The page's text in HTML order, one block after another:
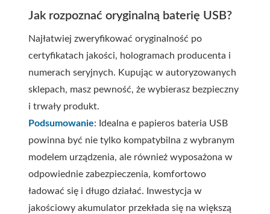
Jak rozpoznać oryginalną baterię USB?
Najłatwiej zweryfikować oryginalność po
certyfikatach jakości, hologramach producenta i
numerach seryjnych. Kupując w autoryzowanych
sklepach, masz pewność, że wybierasz bezpieczny
i trwały produkt.
Podsumowanie: Idealna e papieros bateria USB
powinna być nie tylko kompatybilna z wybranym
modelem urządzenia, ale również wyposażona w
odpowiednie zabezpieczenia, komfortowo
ładować się i długo działać. Inwestycja w
jakościowy akumulator przekłada się na większą